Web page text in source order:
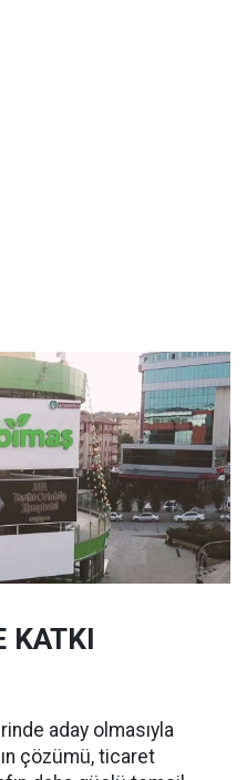
KATKI
aday olmasıyla
çözümü, ticaret